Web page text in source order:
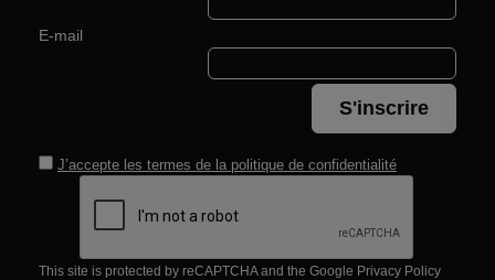
E-mail
S'inscrire
J’accepte les termes de la politique de confidentialité
This site is protected by reCAPTCHA and the Google Privacy Policy